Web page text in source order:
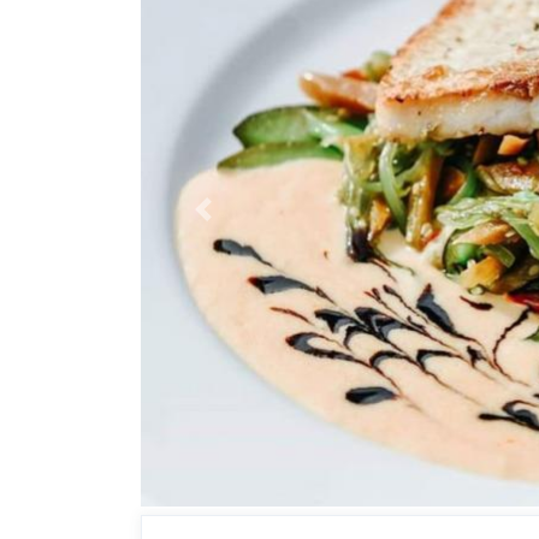
Previous